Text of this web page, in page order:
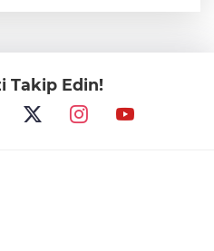
kaza yapan genç
toprağa verildi
Erdoğan, Suudi
Takip Edin!